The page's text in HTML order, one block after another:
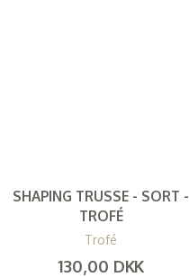
SHAPING TRUSSE - SORT -
TROFÉ
Trofé
130,00 DKK